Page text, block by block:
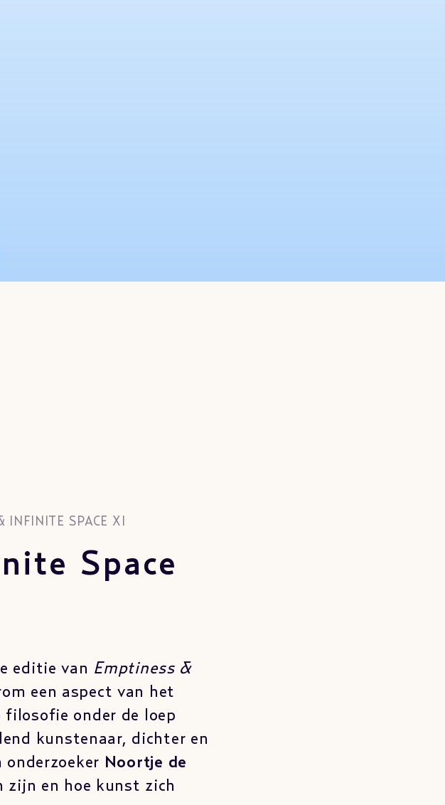
INFINITE SPACE XI
Space
editie van Emptiness &
een aspect van het
onder de loep
kunstenaar, dichter en
Noortje de
en hoe kunst zich